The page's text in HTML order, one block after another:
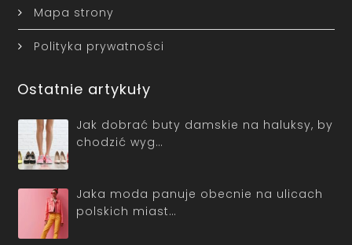
Mapa strony
Polityka prywatności
Ostatnie artykuły
Jak dobrać buty damskie na haluksy, by
chodzić wyg…
Jaka moda panuje obecnie na ulicach
polskich miast…